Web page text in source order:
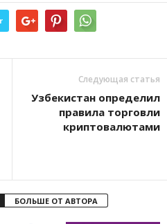
Следующая статья
Узбекистан определил
правила торговли
криптовалютами
БОЛЬШЕ ОТ АВТОРА